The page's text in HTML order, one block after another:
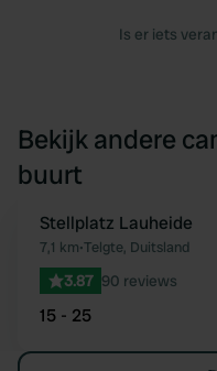
Is er iets
Bekijk andere
buurt
Stellplatz Lauheide
7,1 km•Telgte, Duitsland
3.87 90 reviews
15 - 25